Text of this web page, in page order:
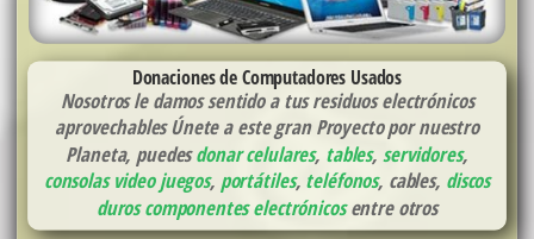
Donaciones de Computadores Usados
Nosotros le damos sentido a tus residuos electrónicos
aprovechables Únete a este gran Proyecto por nuestro
Planeta, puedesdonar celulares, tables, servidores,
consolas video juegos, portátiles, teléfonos, cables, discos
duros componentes electrónicosentre otros